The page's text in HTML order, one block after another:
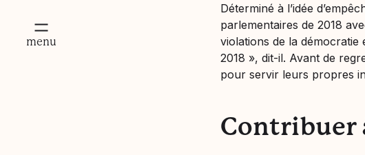
menu
Déterminé à l’idée
parlementaires de 2018
violations de la
2018 », dit-il. Avant de
pour servir leurs propres
Contribuer